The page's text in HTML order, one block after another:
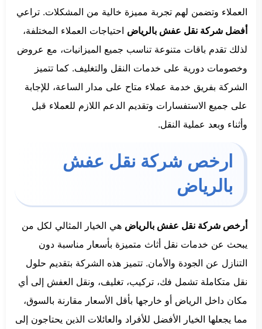
العملاء وتضمن لهم تجربة مميزة خالية من المشكلات. تراعي
أفضل شركة نقل عفش بالرياض احتياجات العملاء المختلفة،
لذلك تقدم باقات متنوعة تناسب جميع الميزانيات، مع عروض
وخصومات دورية على خدمات النقل والتغليف. كما تتميز
الشركة بفريق خدمة عملاء متاح على مدار الساعة، للإجابة
على جميع الاستفسارات وتقديم الدعم اللازم للعملاء قبل
وأثناء وبعد عملية النقل.
ارخص شركة نقل عفش
بالرياض
أرخص شركة نقل عفش بالرياض هي الخيار المثالي لكل من
يبحث عن خدمات نقل أثاث متميزة بأسعار مناسبة دون
التنازل عن الجودة والأمان. تتميز هذه الشركة بتقديم حلول
نقل متكاملة تشمل فك، تركيب، تغليف، ونقل العفش إلى أي
مكان داخل الرياض أو خارجها بأقل الأسعار مقارنة بالسوق،
مما يجعلها الخيار الأفضل للأفراد والعائلات الذين يحتاجون إلى